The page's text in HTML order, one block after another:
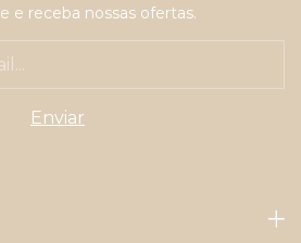
e receba nossas ofertas.